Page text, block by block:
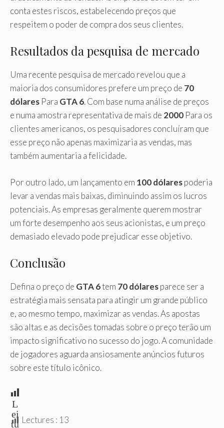
conta estes riscos, estabelecendo preços que
respeitem o poder de compra dos seus clientes.
Resultados da pesquisa de mercado
Uma recente pesquisa de mercado revelou que a
maioria dos consumidores prefere um preço de 70
dólares Para GTA 6. Com base numa análise de preços
e numa amostra representativa de mais de 2000 Para os
clientes americanos, os pesquisadores concluíram que
esse preço não apenas maximizaria as vendas, mas
também aumentaria a felicidade.
Por outro lado, um lançamento em 100 dólarespoderia
levar a vendas mais baixas, diminuindo assim os lucros
potenciais. As empresas geralmente querem mostrar
um forte desempenho aos seus acionistas, e um preço
demasiado elevado pode prejudicar esse objetivo.
Conclusão
Defina o preço de GTA 6tem 70 dólaresparece ser a
estratégia mais sensata para atingir um grande público
e, ao mesmo tempo, maximizar as vendas. As apostas
são altas e as decisões tomadas sobre o preço terão um
impacto significativo no sucesso do jogo. A comunidade
de jogadores aguarda ansiosamente anúncios futuros
sobre este título icônico.
L
ei
tu Lectures : 13